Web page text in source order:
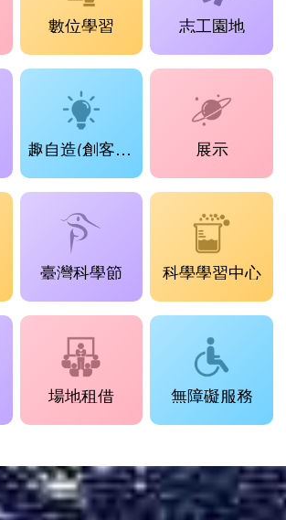
數位學習 志工園地
趣自造(創客工場) 展示
臺灣科學節 科學學習中心
場地租借 無障礙服務